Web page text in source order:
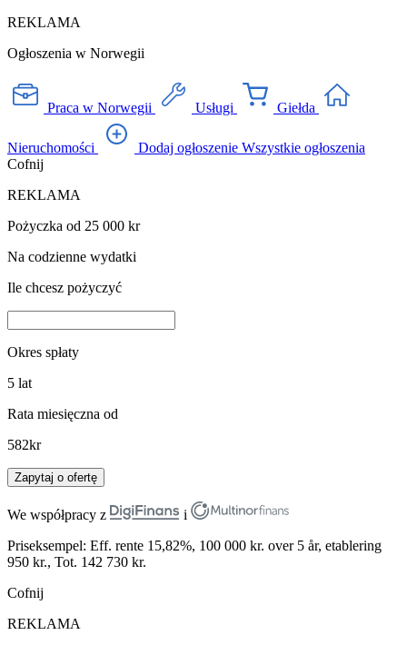
REKLAMA
Ogłoszenia w Norwegii
Praca w Norwegii Usługi Giełda
Nieruchomości Dodaj ogłoszenie Wszystkie ogłoszenia
Cofnij
REKLAMA
Pożyczka od 25 000 kr
Na codzienne wydatki
Ile chcesz pożyczyć
Okres spłaty
5 lat
Rata miesięczna od
582kr
Zapytaj o ofertę
We współpracy z
i
Priseksempel: Eff. rente 15,82%, 100 000 kr. over 5 år, etablering
950 kr., Tot. 142 730 kr.
Cofnij
REKLAMA